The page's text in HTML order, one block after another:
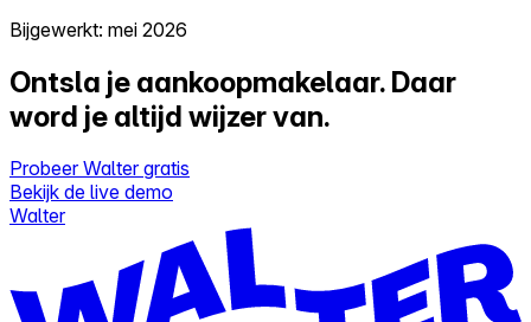
Bijgewerkt: mei 2026
Ontsla je aankoopmakelaar. Daar
word je altijd wijzer van.
Probeer Walter gratis
Bekijk de live demo
Walter